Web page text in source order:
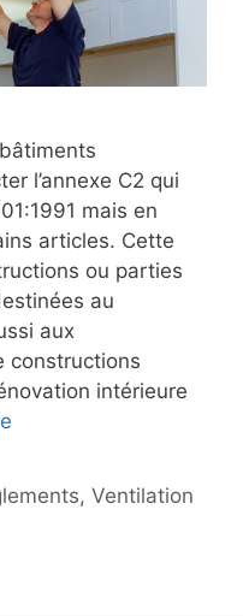
l’annexe C2 qui
mais en
articles. Cette
ou parties
au
aux
constructions
intérieure
,Ventilation